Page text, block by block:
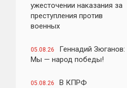
ужесточении наказания за
преступления против
военных
05.08.26
Геннадий Зюганов:
Мы — народ победы!
05.08.26
В КПРФ